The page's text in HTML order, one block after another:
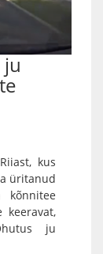
kus
üritanud
keeravat,
ju